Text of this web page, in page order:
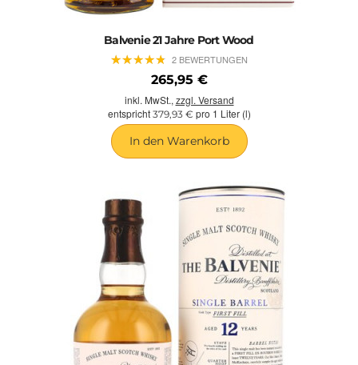
Balvenie 21 Jahre Port Wood
★★★★★
★★★★★ 2 BEWERTUNGEN
265,95 €
inkl. MwSt., zzgl. Versand
entspricht 379,93 € pro 1 Liter (l)
In den Warenkorb